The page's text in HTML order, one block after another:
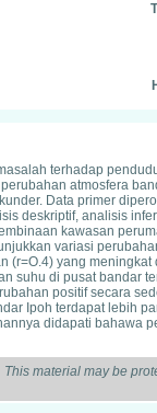
terhadap
atmosfera
Data primer
deskriptif, analisis
kawasan
variasi
(r=O.4) yang
suhu di pusat bandar
positif secara
Ipoh terdapat lebih
didapati bahawa
This material may be